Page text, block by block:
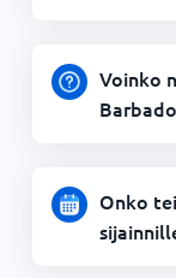
Voinko
Onko